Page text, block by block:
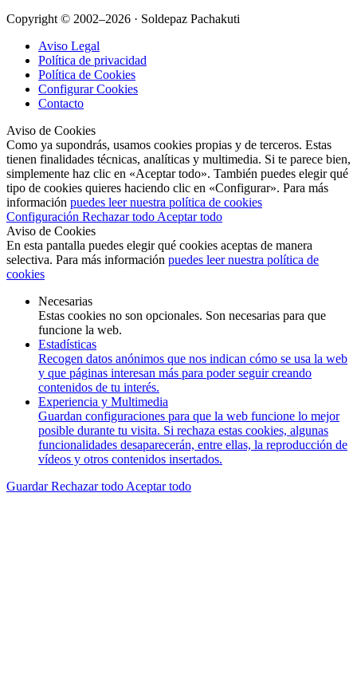
Copyright © 2002–2026 · Soldepaz Pachakuti
Aviso Legal
Política de privacidad
Política de Cookies
Configurar Cookies
Contacto
Aviso de Cookies
Como ya supondrás, usamos cookies propias y de terceros. Estas
tienen finalidades técnicas, analíticas y multimedia. Si te parece bien,
simplemente haz clic en «Aceptar todo». También puedes elegir qué
tipo de cookies quieres haciendo clic en «Configurar». Para más
información puedes leer nuestra política de cookies
Configuración Rechazar todo Aceptar todo
Aviso de Cookies
En esta pantalla puedes elegir qué cookies aceptas de manera
selectiva. Para más información puedes leer nuestra política de
cookies
Necesarias
Estas cookies no son opcionales. Son necesarias para que
funcione la web.
Estadísticas
Recogen datos anónimos que nos indican cómo se usa la web
y que páginas interesan más para poder seguir creando
contenidos de tu interés.
Experiencia y Multimedia
Guardan configuraciones para que la web funcione lo mejor
posible durante tu visita. Si rechaza estas cookies, algunas
funcionalidades desaparecerán, entre ellas, la reproducción de
vídeos y otros contenidos insertados.
GuardarRechazar todo Aceptar todo